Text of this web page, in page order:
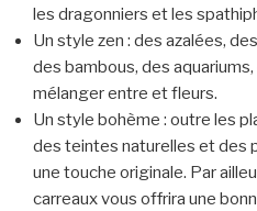
les dragonniers et les
Un style zen : des azalées,
des bambous, des
mélanger entre et fleurs.
Un style bohème : outre les
des teintes naturelles et des
une touche originale. Par
carreaux vous offrira une